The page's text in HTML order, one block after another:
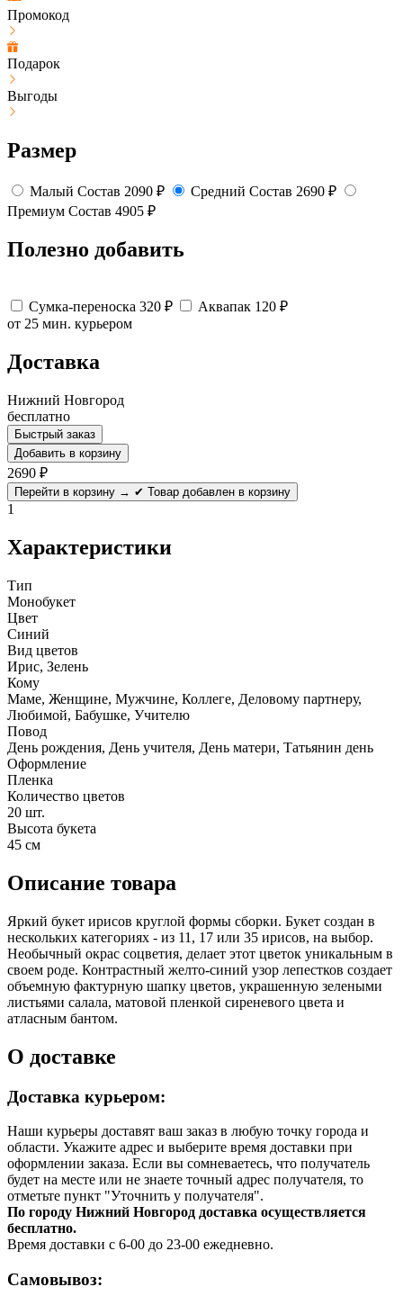
Промокод
Подарок
Выгоды
Размер
Малый Состав 2090 ₽ Средний Состав 2690 ₽
Премиум Состав 4905 ₽
Полезно добавить
Сумка-переноска 320 ₽ Аквапак 120 ₽
от 25 мин. курьером
Доставка
Нижний Новгород
бесплатно
Быстрый заказ
Добавить в корзину
2690 ₽
Перейти в корзину → ✔ Товар добавлен в корзину
1
Характеристики
Тип
Монобукет
Цвет
Синий
Вид цветов
Ирис, Зелень
Кому
Маме, Женщине, Мужчине, Коллеге, Деловому партнеру,
Любимой, Бабушке, Учителю
Повод
День рождения, День учителя, День матери, Татьянин день
Оформление
Пленка
Количество цветов
20 шт.
Высота букета
45 см
Описание товара
Яркий букет ирисов круглой формы сборки. Букет создан в
нескольких категориях - из 11, 17 или 35 ирисов, на выбор.
Необычный окрас соцветия, делает этот цветок уникальным в
своем роде. Контрастный желто-синий узор лепестков создает
объемную фактурную шапку цветов, украшенную зелеными
листьями салала, матовой пленкой сиреневого цвета и
атласным бантом.
О доставке
Доставка курьером:
Наши курьеры доставят ваш заказ в любую точку города и
области. Укажите адрес и выберите время доставки при
оформлении заказа. Если вы сомневаетесь, что получатель
будет на месте или не знаете точный адрес получателя, то
отметьте пункт "Уточнить у получателя".
По городу Нижний Новгород доставка осуществляется
бесплатно.
Время доставки с 6-00 до 23-00 ежедневно.
Самовывоз: